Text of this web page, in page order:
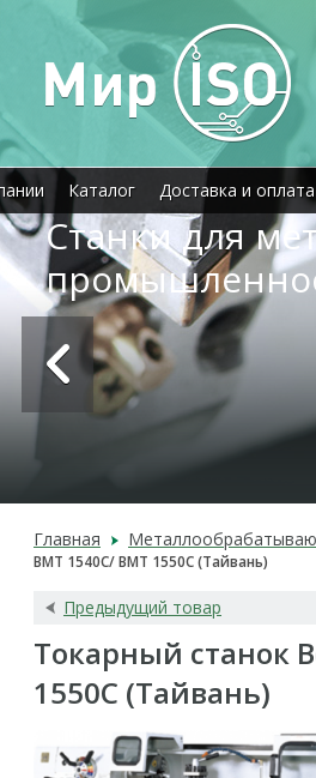
Каталог Доставка и оплата
Станки для
Главная
BMT 1540C/ BMT 1550C (Тайвань)
Предыдущий товар
Токарный станок
1550C (Тайвань)